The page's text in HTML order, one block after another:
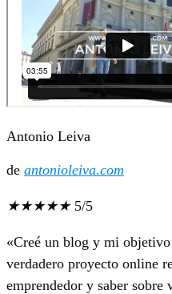
Antonio Leiva
de antonioleiva.com
★★★★★ 5/5
«Creé un blog y mi
verdadero proyecto online
emprendedor y saber sobre